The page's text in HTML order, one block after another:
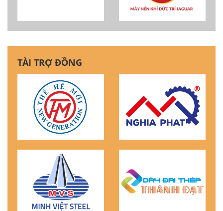
TÀI TRỢ ĐỒNG